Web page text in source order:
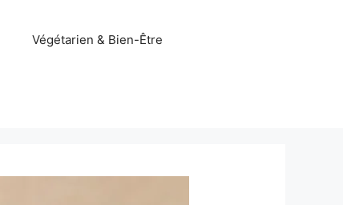
Végétarien & Bien-Être